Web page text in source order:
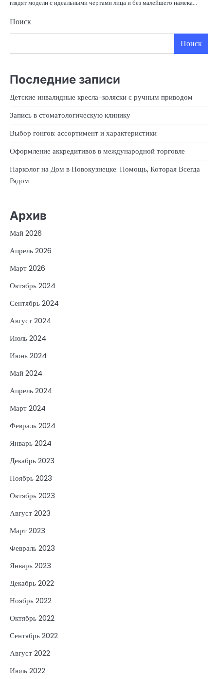
глядят модели с идеальными чертами лица и без малейшего намека…
Поиск
Поиск
Последние записи
Детские инвалидные кресла-коляски с ручным приводом
Запись в стоматологическую клинику
Выбор гонгов: ассортимент и характеристики
Оформление аккредитивов в международной торговле
Нарколог на Дом в Новокузнецке: Помощь, Которая Всегда
Рядом
Архив
Май 2026
Апрель 2026
Март 2026
Октябрь 2024
Сентябрь 2024
Август 2024
Июль 2024
Июнь 2024
Май 2024
Апрель 2024
Март 2024
Февраль 2024
Январь 2024
Декабрь 2023
Ноябрь 2023
Октябрь 2023
Август 2023
Март 2023
Февраль 2023
Январь 2023
Декабрь 2022
Ноябрь 2022
Октябрь 2022
Сентябрь 2022
Август 2022
Июль 2022